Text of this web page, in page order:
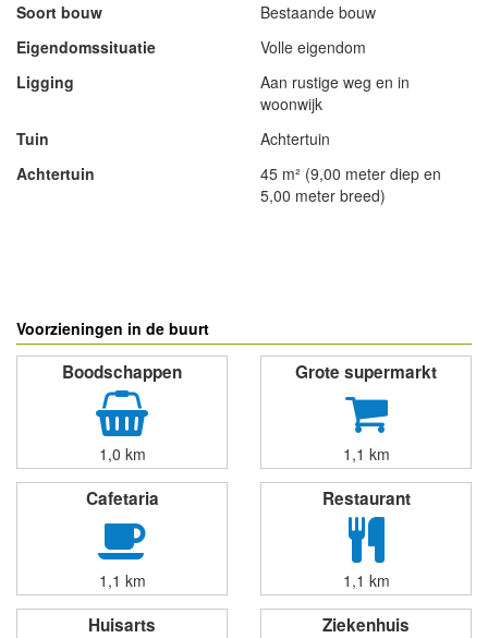
Soort bouw
Bestaande bouw
Eigendomssituatie
Volle eigendom
Ligging
Aan rustige weg en in
woonwijk
Tuin
Achtertuin
Achtertuin
45 m² (9,00 meter diep en
5,00 meter breed)
Voorzieningen in de buurt
Boodschappen
1,0 km
Grote supermarkt
1,1 km
Cafetaria
1,1 km
Restaurant
1,1 km
Huisarts Ziekenhuis